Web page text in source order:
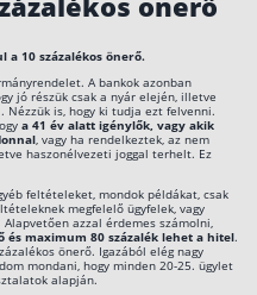
a 10 százalékos önerő.
A bankok azonban
jó részük csak a nyár elején, illetve
is, hogy ki tudja ezt felvenni.
a 41 év alatt igénylők, vagy akik
, vagy ha rendelkeztek, az nem
haszonélvezeti joggal terhelt. Ez
feltételeket, mondok példákat, csak
megfelelő ügyfelek, vagy
azzal érdemes számolni,
és maximum 80 százalék lehet a hitel.
önerő. Igazából elég nagy
mondani, hogy minden 20-25. ügylet
alapján.